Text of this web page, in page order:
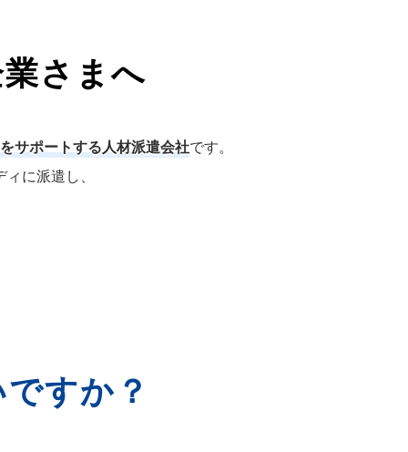
さまへ
サポートする人材派遣会社です。
に派遣し、
すか？